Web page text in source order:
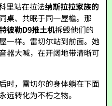
里站在拉法纳斯拉拉家族的
桌、共眠于同一屋檐。那
彼勒D9推土机拆毁他们的
样。雷切尔站到前面。她
器大喊，在开阔地带清晰可
时，雷切尔的身体躺在下面
转化为不朽之物。